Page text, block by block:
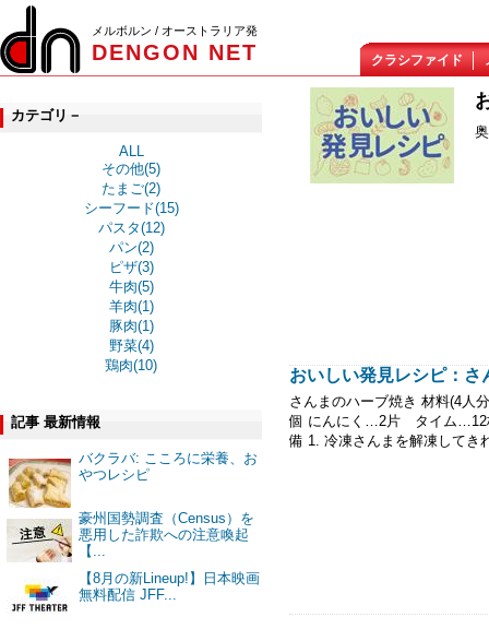
メルボルン / オーストラリア発
DENGON NET クラシファイド
カテゴリ－
ALL
その他(5)
たまご(2)
シーフード(15)
パスタ(12)
パン(2)
ピザ(3)
牛肉(5)
羊肉(1)
豚肉(1)
野菜(4)
鶏肉(10)
記事 最新情報
バクラバ: こころに栄養、お
やつレシピ
豪州国勢調査（Census）を
悪用した詐欺への注意喚起
【...
【8月の新Lineup!】日本映画
無料配信 JFF...
おいしい発見レシピ：さ
さんまのハーブ焼き 材料(4
個 にんにく…2片 タイム
備 1. 冷凍さんまを解凍してき